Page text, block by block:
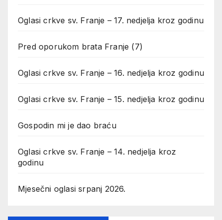
Oglasi crkve sv. Franje – 17. nedjelja kroz godinu
Pred oporukom brata Franje (7)
Oglasi crkve sv. Franje – 16. nedjelja kroz godinu
Oglasi crkve sv. Franje – 15. nedjelja kroz godinu
Gospodin mi je dao braću
Oglasi crkve sv. Franje – 14. nedjelja kroz
godinu
Mjesečni oglasi srpanj 2026.